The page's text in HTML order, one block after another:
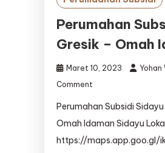
Perumahan
Gresik – Omah
Maret 10, 2023 Yohan
Comment
Subsidi
Sidayu
–
Perumahan Subsidi
Omah Idaman Sidayu
https://maps.app.goo.gl/